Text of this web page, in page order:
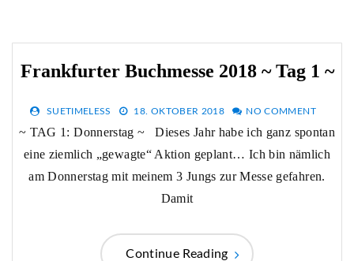
Frankfurter Buchmesse 2018 ~ Tag 1 ~
SUETIMELESS 18. OKTOBER 2018 NO COMMENT
~ TAG 1: Donnerstag ~ Dieses Jahr habe ich ganz spontan
eine ziemlich „gewagte“ Aktion geplant… Ich bin nämlich
am Donnerstag mit meinem 3 Jungs zur Messe gefahren.
Damit
Continue Reading